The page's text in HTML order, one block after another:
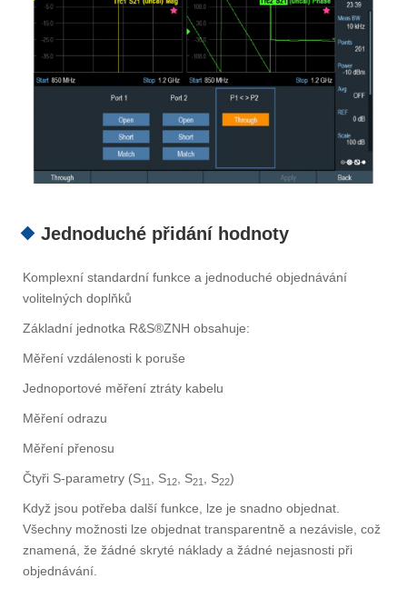
Jednoduché přidání hodnoty
Komplexní standardní funkce a jednoduché objednávání
volitelných doplňků
Základní jednotka R&S®ZNH obsahuje:
Měření vzdálenosti k poruše
Jednoportové měření ztráty kabelu
Měření odrazu
Měření přenosu
Čtyři S-parametry (S11 , S12 , S21 , S22)
Když jsou potřeba další funkce, lze je snadno objednat.
Všechny možnosti lze objednat transparentně a nezávisle, což
znamená, že žádné skryté náklady a žádné nejasnosti při
objednávání.